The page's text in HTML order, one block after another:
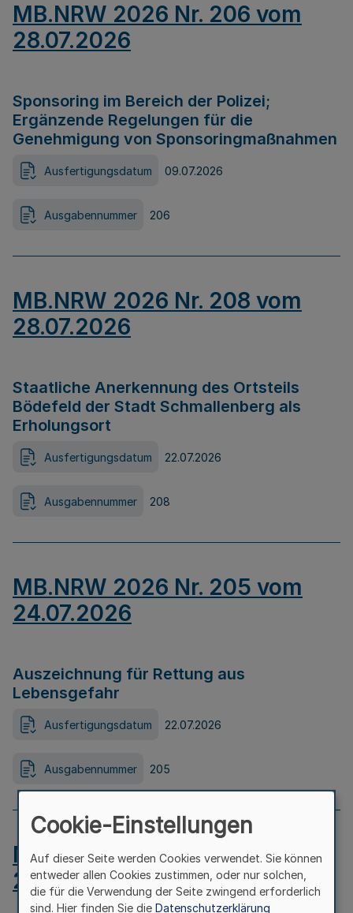
MB.NRW 2026 Nr. 206 vom
28.07.2026
Sponsoring im Bereich der Polizei;
Ergänzende Regelungen für die
Genehmigung von Sponsoringmaßnahmen
Ausfertigungsdatum 09.07.2026
Ausgabennummer 206
MB.NRW 2026 Nr. 208 vom
28.07.2026
Staatliche Anerkennung des Ortsteils
Bödefeld der Stadt Schmallenberg als
Erholungsort
Ausfertigungsdatum 22.07.2026
Ausgabennummer 208
MB.NRW 2026 Nr. 205 vom
24.07.2026
Auszeichnung für Rettung aus
Lebensgefahr
Ausfertigungsdatum 22.07.2026
Ausgabennummer 205
MB.NRW 2026 Nr. 204 vom
24.07.2026
Cookie-Einstellungen
Auf dieser Seite werden Cookies verwendet. Sie können
entweder allen Cookies zustimmen, oder nur solchen,
die für die Verwendung der Seite zwingend erforderlich
sind. Hier finden Sie die Datenschutzerklärung